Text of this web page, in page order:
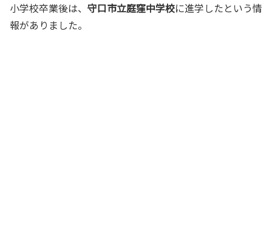
小学校卒業後は、 守口市立庭窪中学校に進学したという情
報がありました。